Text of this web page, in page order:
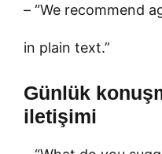
– “We recommend
in plain text.”
Günlük
iletişimi